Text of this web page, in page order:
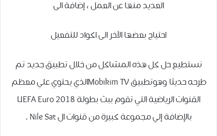
العديد منها عن العمل ، إضافة الى
احتياج بعضها الآخر الى اكواد للتفعيل
نستطيع حل كل هذه المشاكل من خلال تطبيق جديد تم
طرحه حديثا وهوتطبيق Mobikim TVالذي يحتوي علي معظم
القنوات الرياضية التي تقوم ببث بطولة UEFA Euro 2018
بالإضافة إلي مجموعة كبيرة من قنوات ال Nile Sat .